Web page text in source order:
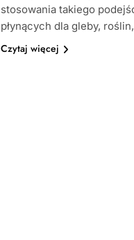
stosowania takiego
płynących dla gleby,
Czytaj więcej